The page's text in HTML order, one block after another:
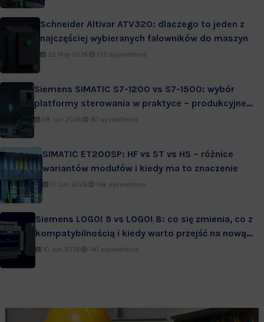
Schneider Altivar ATV320: dlaczego to jeden z
najczęściej wybieranych falowników do maszyn
22 May 2026 132 wyświetlenia
Siemens SIMATIC S7-1200 vs S7-1500: wybór
platformy sterowania w praktyce – produkcyjne
wdrożenia i serwis
08 Jun 2026 161 wyświetlenia
SIMATIC ET200SP: HF vs ST vs HS – różnice
wariantów modułów i kiedy ma to znaczenie
01 Jun 2026 148 wyświetlenia
Siemens LOGO! 9 vs LOGO! 8: co się zmienia, co z
kompatybilnością i kiedy warto przejść na nową
generację
10 Jun 2026 140 wyświetlenia